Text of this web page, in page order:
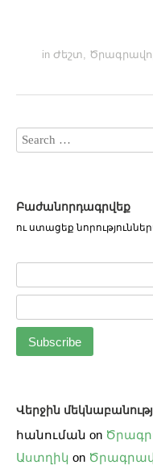
in Ժեշտ,
Բաժանորդագրվեք
ու ստացեք
Վերջին
հանուման on
Աստղիկ on